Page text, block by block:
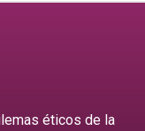
éticos de la